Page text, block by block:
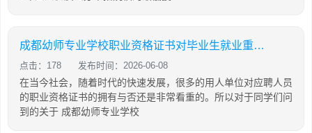
成都幼师专业学校职业资格证书对毕业生就业重要吗
点击：178 发布时间：2026-06-08
在当今社会，随着时代的快速发展，很多的用人单位对应聘人员
的职业资格证书的拥有与否还是非常看重的。所以对于同学们问
到的关于 成都幼师专业学校